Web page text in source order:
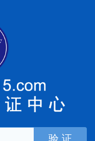
验 证